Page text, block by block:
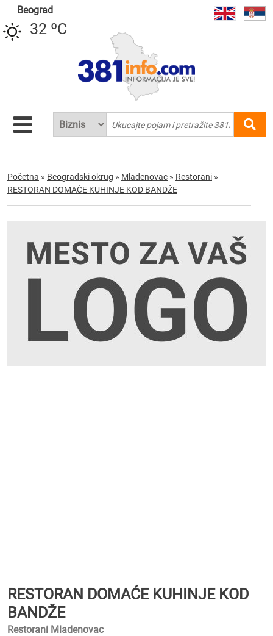
Beograd
32 ºC
Početna » Beogradski okrug » Mladenovac » Restorani »
RESTORAN DOMAĆE KUHINJE KOD BANDŽE
RESTORAN DOMAĆE KUHINJE KOD
BANDŽE
Restorani Mladenovac